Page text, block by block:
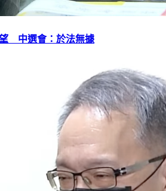
中選會：於法無據